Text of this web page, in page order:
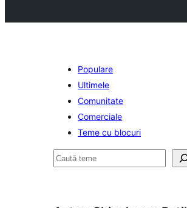
Populare
Ultimele
Comunitate
Comerciale
Teme cu blocuri
Caută